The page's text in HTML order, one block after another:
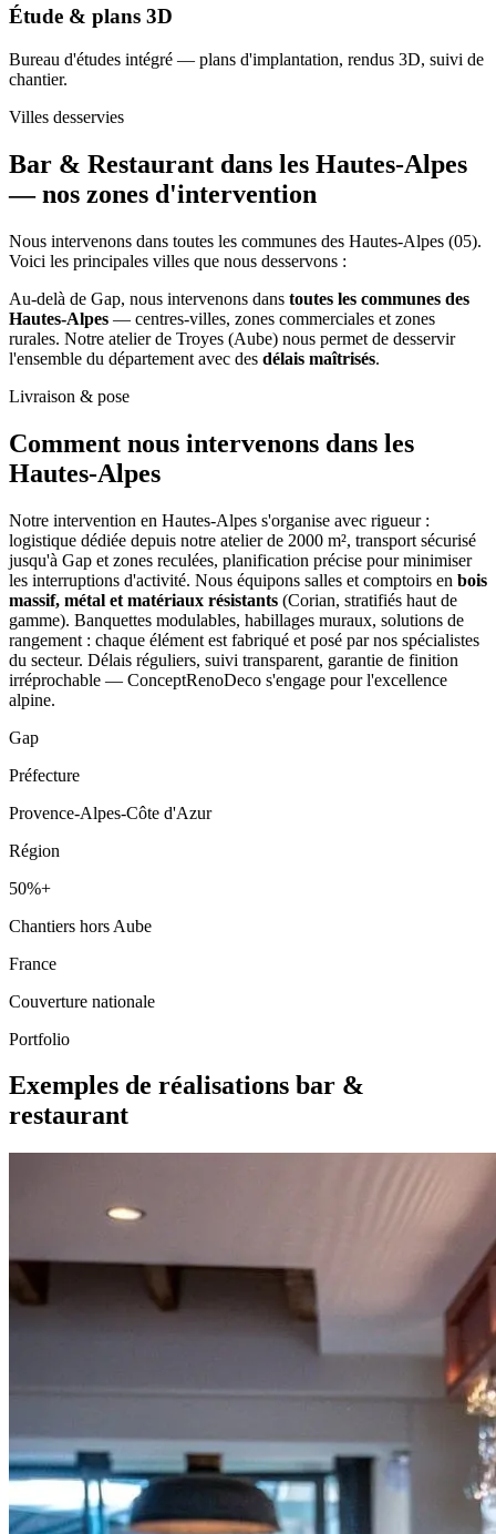
Étude & plans 3D
Bureau d'études intégré — plans d'implantation, rendus 3D, suivi de
chantier.
Villes desservies
Bar & Restaurant dans les Hautes-Alpes
—nos zones d'intervention
Nous intervenons dans toutes les communes des Hautes-Alpes (05).
Voici les principales villes que nous desservons :
Au-delà de Gap, nous intervenons dans toutes les communes des
Hautes-Alpes — centres-villes, zones commerciales et zones
rurales. Notre atelier de Troyes (Aube) nous permet de desservir
l'ensemble du département avec des délais maîtrisés.
Livraison & pose
Comment nous intervenons dans les
Hautes-Alpes
Notre intervention en Hautes-Alpes s'organise avec rigueur :
logistique dédiée depuis notre atelier de 2000 m², transport sécurisé
jusqu'à Gap et zones reculées, planification précise pour minimiser
les interruptions d'activité. Nous équipons salles et comptoirs en bois
massif, métal et matériaux résistants (Corian, stratifiés haut de
gamme). Banquettes modulables, habillages muraux, solutions de
rangement : chaque élément est fabriqué et posé par nos spécialistes
du secteur. Délais réguliers, suivi transparent, garantie de finition
irréprochable — ConceptRenoDeco s'engage pour l'excellence
alpine.
Gap
Préfecture
Provence-Alpes-Côte d'Azur
Région
50%+
Chantiers hors Aube
France
Couverture nationale
Portfolio
Exemples de réalisations bar &
restaurant